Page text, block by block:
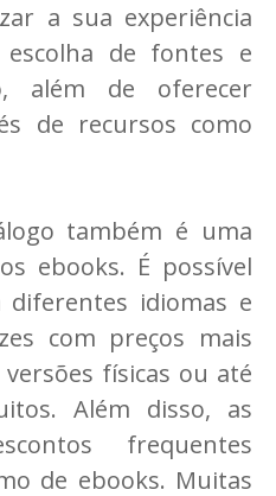
a sua experiência
de fontes e
além de oferecer
de recursos como
também é uma
ebooks. É possível
idiomas e
com preços mais
físicas ou até
Além disso, as
frequentes
de ebooks. Muitas